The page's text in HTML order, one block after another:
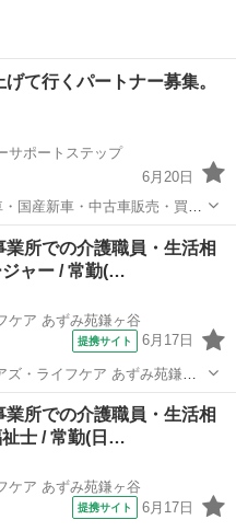
て行くパートナー募集。
サポートステップ
6月20日
国産新車・中古車販売・買
各種とあらゆるサポートが出
業及び整備士です。 営業は未
板金
業所での介護職員・生活相
ャー / 常勤(…
ケア あずみ苑鎌ヶ谷
提携サイト 6月17日
業所での介護職員・生活相
士 / 常勤(日…
ケア あずみ苑鎌ヶ谷
提携サイト 6月17日